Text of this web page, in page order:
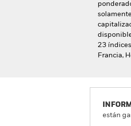
23
Francia,
están